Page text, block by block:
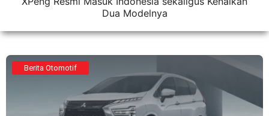
Dua Modelnya
Berita Otomotif